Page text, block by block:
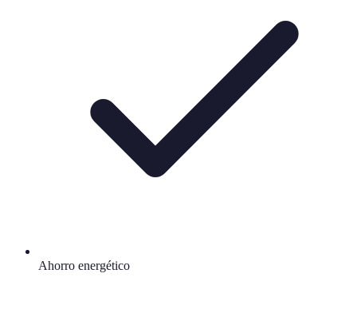
Ahorro energético